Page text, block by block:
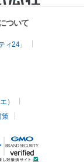
ついて
ィ24」
）
策